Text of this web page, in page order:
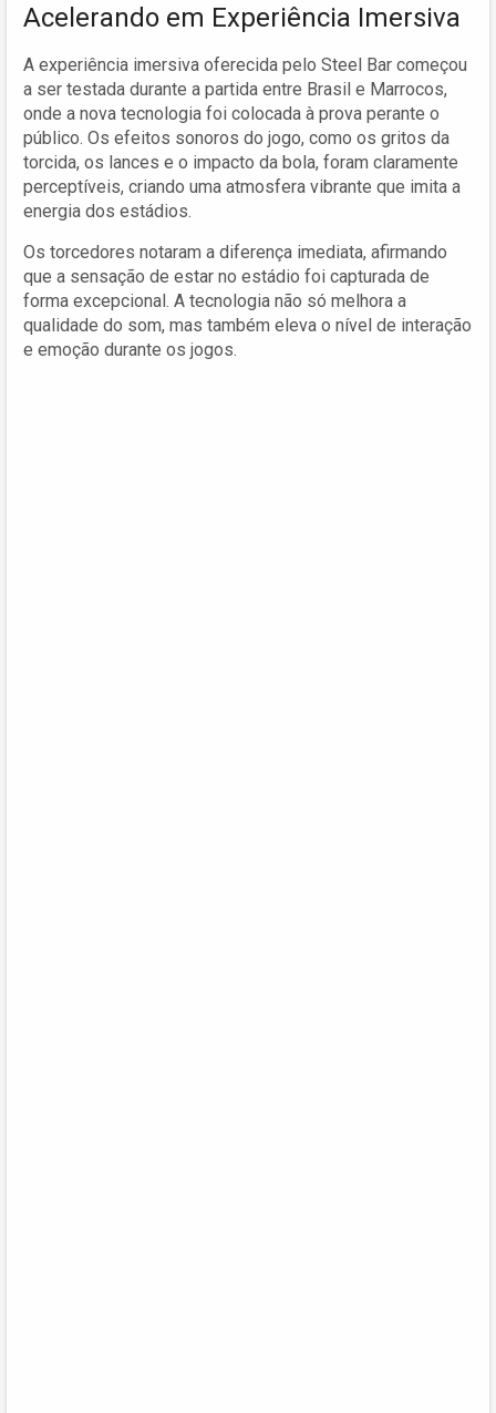
Acelerando em Experiência Imersiva
A experiência imersiva oferecida pelo Steel Bar começou
a ser testada durante a partida entre Brasil e Marrocos,
onde a nova tecnologia foi colocada à prova perante o
público. Os efeitos sonoros do jogo, como os gritos da
torcida, os lances e o impacto da bola, foram claramente
perceptíveis, criando uma atmosfera vibrante que imita a
energia dos estádios.
Os torcedores notaram a diferença imediata, afirmando
que a sensação de estar no estádio foi capturada de
forma excepcional. A tecnologia não só melhora a
qualidade do som, mas também eleva o nível de interação
e emoção durante os jogos.